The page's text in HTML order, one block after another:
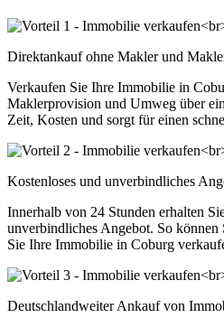
Direktankauf ohne Makler und
Verkaufen Sie Ihre Immobilie in
Maklerprovision und Umweg über
Zeit, Kosten und sorgt für einen
Kostenloses und unverbindliches
Innerhalb von 24 Stunden erhalten
unverbindliches Angebot. So können
Sie Ihre Immobilie in Coburg
Deutschlandweiter Ankauf von